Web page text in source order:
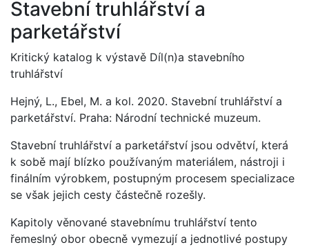
Stavební truhlářství a
parketářství
Kritický katalog k výstavě Díl(n)a stavebního
truhlářství
Hejný, L., Ebel, M. a kol. 2020. Stavební truhlářství a
parketářství. Praha: Národní technické muzeum.
Stavební truhlářství a parketářství jsou odvětví, která
k sobě mají blízko používaným materiálem, nástroji i
finálním výrobkem, postupným procesem specializace
se však jejich cesty částečně rozešly.
Kapitoly věnované stavebnímu truhlářství tento
řemeslný obor obecně vymezují a jednotlivé postupy